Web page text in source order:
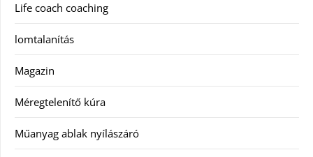
Life coach coaching
lomtalanítás
Magazin
Méregtelenítő kúra
Műanyag ablak nyílászáró